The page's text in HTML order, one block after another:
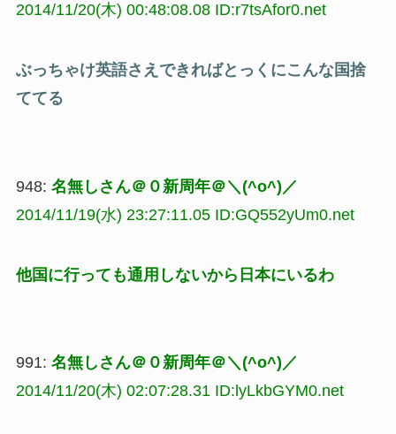
2014/11/20(木) 00:48:08.08 ID:r7tsAfor0.net
ぶっちゃけ英語さえできればとっくにこんな国捨
ててる
948: 名無しさん＠０新周年＠＼(^o^)／
2014/11/19(水) 23:27:11.05 ID:GQ552yUm0.net
他国に行っても通用しないから日本にいるわ
991: 名無しさん＠０新周年＠＼(^o^)／
2014/11/20(木) 02:07:28.31 ID:lyLkbGYM0.net